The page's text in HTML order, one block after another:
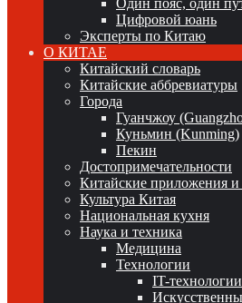
Один пояс, один
Цифровой юань
Эксперты по Китаю
О КИТАЕ
Китайский словарь
Китайские аббревиатуры
Города
Гуанчжоу
Куньмин (Kunming)
Пекин
Достопримечательности
Китайские приложения и
Культура Китая
Национальная кухня
Наука и техника
Медицина
Технологии
IT-технологии